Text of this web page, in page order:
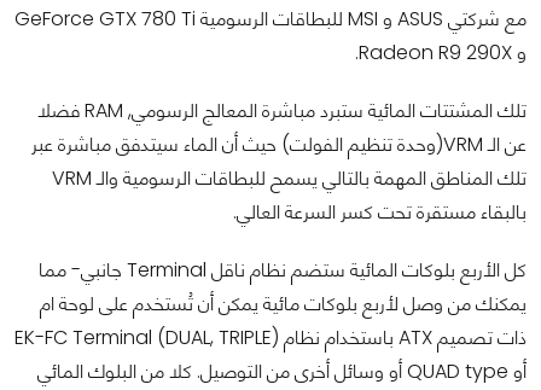
مع شركتي ASUS و MSI للبطاقات الرسومية GeForce GTX 780 Ti
و Radeon R9 290X.
تلك المشتتات المائية ستبرد مباشرة المعالج الرسومي, RAM فضلا
عن الـ VRM(وحدة تنظيم الفولت) حيث أن الماء سيتدفق مباشرة عبر
تلك المناطق المهمة بالتالي يسمح للبطاقات الرسومية والـ VRM
بالبقاء مستقرة تحت كسر السرعة العالي.
كل الأربع بلوكات المائية ستضم نظام ناقل Terminal جانبي- مما
يمكنك من وصل لأربع بلوكات مائية يمكن أن تُستخدم على لوحة ام
ذات تصميم ATX باستخدام نظام (EK-FC Terminal (DUAL, TRIPLE
أو QUAD type أو وسائل أخرى من التوصيل. كلا من البلوك المائي